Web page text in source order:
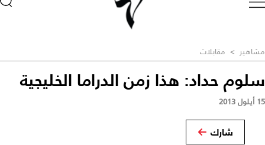
مشاهير > مقابلات
سلوم حداد: هذا زمن الدراما الخليجية
15 أيلول 2013
شارك